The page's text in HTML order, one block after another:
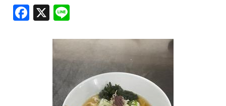
F
a
X
e